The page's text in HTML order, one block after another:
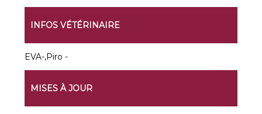
INFOS VÉTÉRINAIRE
EVA-,Piro -
MISES À JOUR